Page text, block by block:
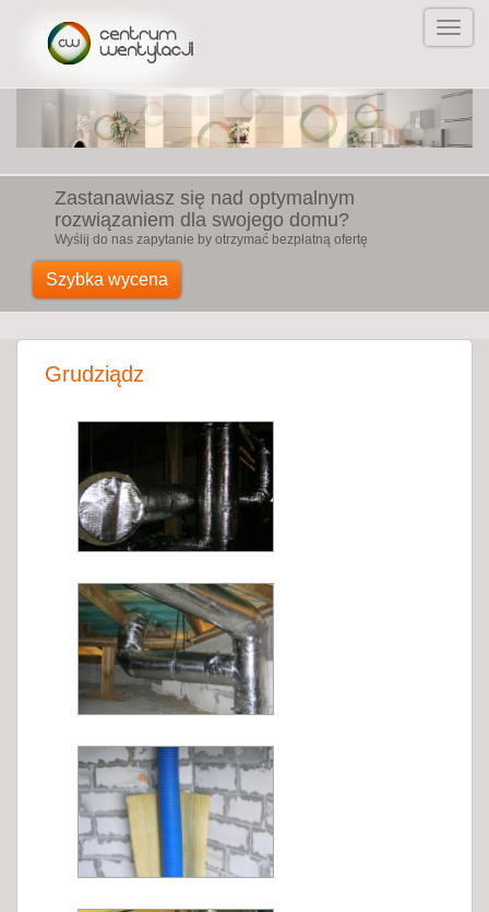
Zastanawiasz się nad optymalnym
rozwiązaniem dla swojego domu?
Wyślij do nas zapytanie by otrzymać bezpłatną ofertę
Szybka wycena
Grudziądz